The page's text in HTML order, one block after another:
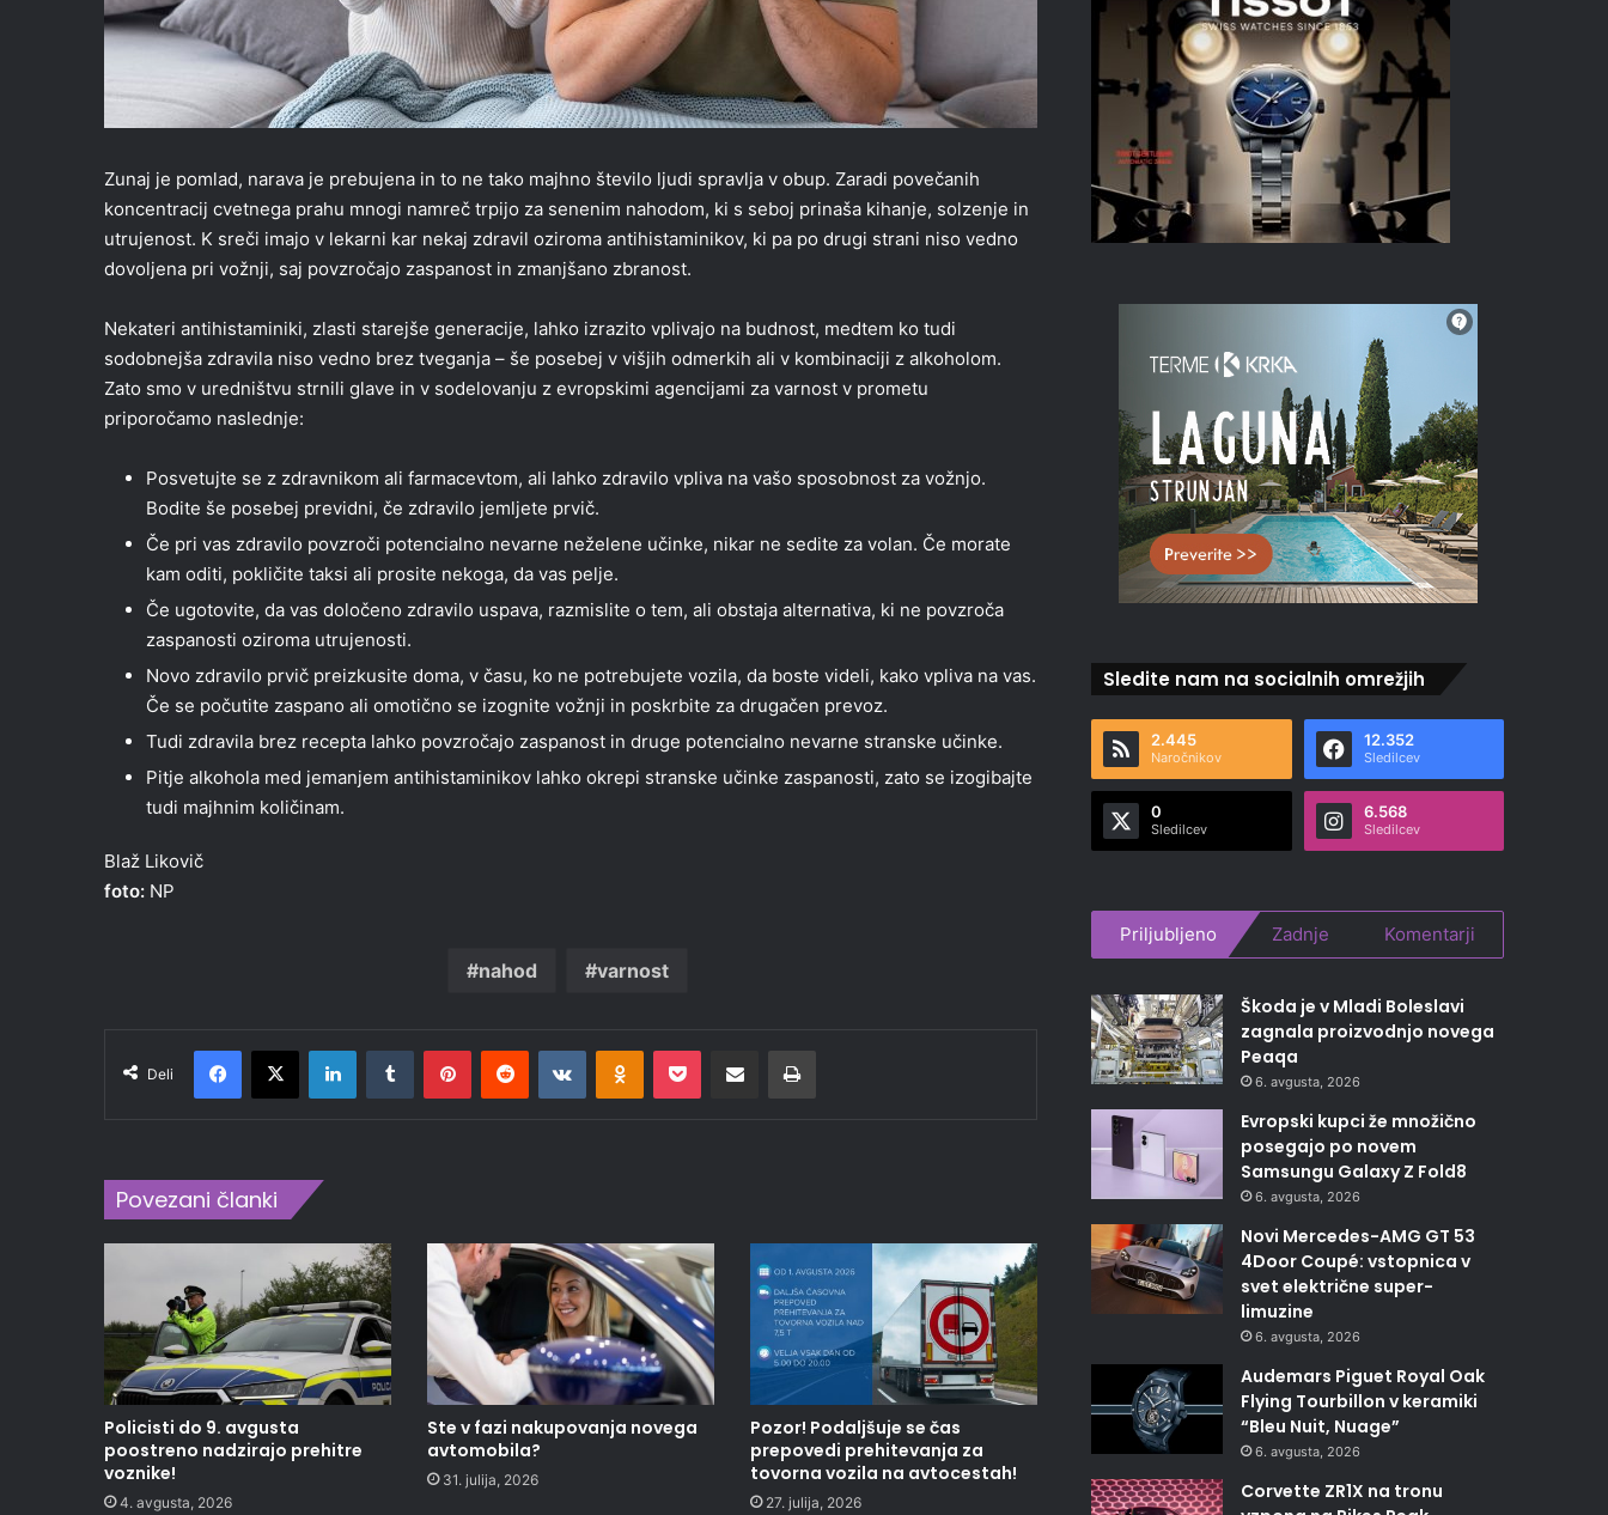
Zunaj je pomlad, narava je prebujena in to ne tako majhno število ljudi spravlja v obup. Zaradi povečanih
koncentracij cvetnega prahu mnogi namreč trpijo za senenim nahodom, ki s seboj prinaša kihanje, solzenje in
utrujenost. K sreči imajo v lekarni kar nekaj zdravil oziroma antihistaminikov, ki pa po drugi strani niso vedno
dovoljena pri vožnji, saj povzročajo zaspanost in zmanjšano zbranost.
Nekateri antihistaminiki, zlasti starejše generacije, lahko izrazito vplivajo na budnost, medtem ko tudi
sodobnejša zdravila niso vedno brez tveganja – še posebej v višjih odmerkih ali v kombinaciji z alkoholom.
Zato smo v uredništvu strnili glave in v sodelovanju z evropskimi agencijami za varnost v prometu
priporočamo naslednje:
Posvetujte se z zdravnikom ali farmacevtom, ali lahko zdravilo vpliva na vašo sposobnost za vožnjo.
Bodite še posebej previdni, če zdravilo jemljete prvič.
Če pri vas zdravilo povzroči potencialno nevarne neželene učinke, nikar ne sedite za volan. Če morate
kam oditi, pokličite taksi ali prosite nekoga, da vas pelje.
Če ugotovite, da vas določeno zdravilo uspava, razmislite o tem, ali obstaja alternativa, ki ne povzroča
zaspanosti oziroma utrujenosti.
Novo zdravilo prvič preizkusite doma, v času, ko ne potrebujete vozila, da boste videli, kako vpliva na vas.
Če se počutite zaspano ali omotično se izognite vožnji in poskrbite za drugačen prevoz.
Tudi zdravila brez recepta lahko povzročajo zaspanost in druge potencialno nevarne stranske učinke.
Pitje alkohola med jemanjem antihistaminikov lahko okrepi stranske učinke zaspanosti, zato se izogibajte
tudi majhnim količinam.
Blaž Likovič
foto: NP
nahod varnost
Deli
Facebook
X LinkedInTumblr PinterestReddit VKontakteOdnoklassniki
Pocket Deli po epošti Natisni
Povezani članki
Policisti do 9. avgusta
poostreno nadzirajo prehitre
voznike!
4. avgusta, 2026
Ste v fazi nakupovanja novega
avtomobila?
31. julija, 2026
Pozor! Podaljšuje se čas
prepovedi prehitevanja za
tovorna vozila na avtocestah!
27. julija, 2026
Sledite nam na socialnih omrežjih
2.445
Naročnikov
12.352
Sledilcev
0
Sledilcev
6.568
Sledilcev
Priljubljeno Zadnje Komentarji
Škoda je v Mladi Boleslavi
zagnala proizvodnjo novega
Peaqa
6. avgusta, 2026
Evropski kupci že množično
posegajo po novem
Samsungu Galaxy Z Fold8
6. avgusta, 2026
Novi Mercedes-AMG GT 53
4Door Coupé: vstopnica v
svet električne super-
limuzine
6. avgusta, 2026
Audemars Piguet Royal Oak
Flying Tourbillon v keramiki
“Bleu Nuit, Nuage”
6. avgusta, 2026
Corvette ZR1X na tronu